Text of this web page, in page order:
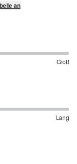
an
Groß
Lang